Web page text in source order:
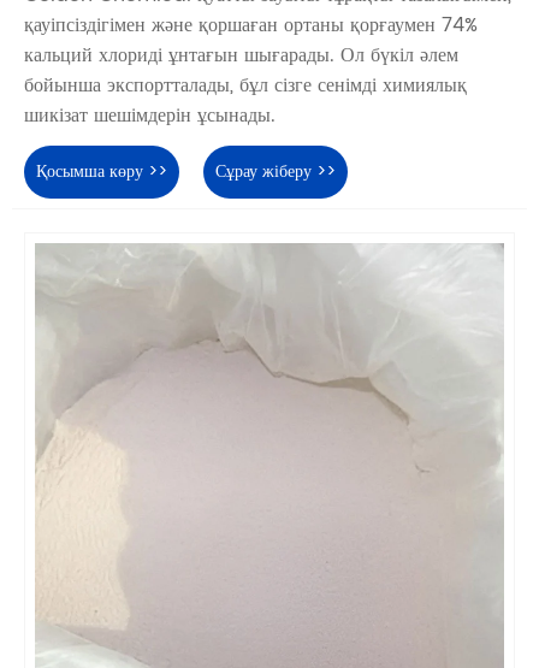
қауіпсіздігімен және қоршаған ортаны қорғаумен 74%
кальций хлориді ұнтағын шығарады. Ол бүкіл әлем
бойынша экспортталады, бұл сізге сенімді химиялық
шикізат шешімдерін ұсынады.
Қосымша көру >> Сұрау жіберу >>